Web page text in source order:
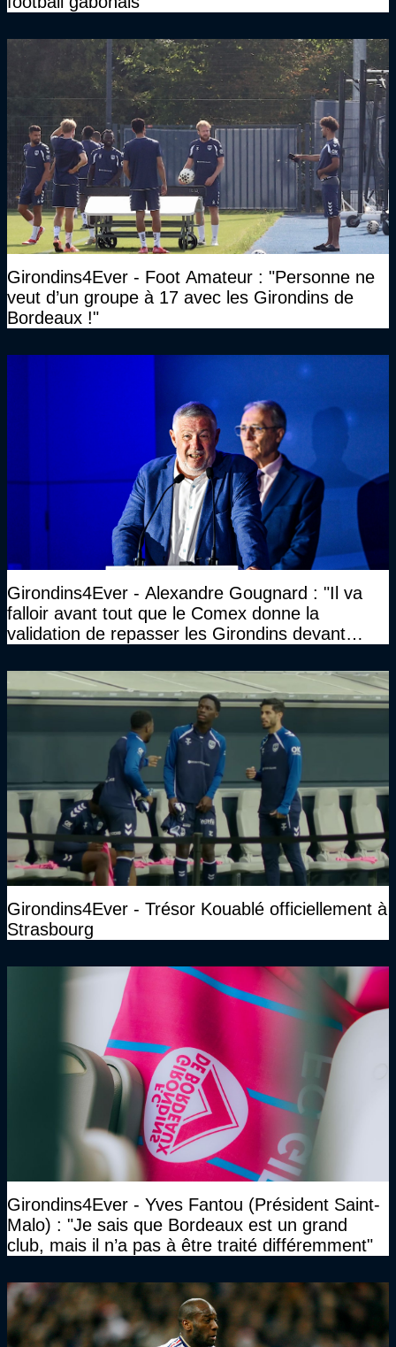
Girondins4Ever - Foot Amateur : "Personne ne
veut d’un groupe à 17 avec les Girondins de
Bordeaux !"
Girondins4Ever - Alexandre Gougnard : "Il va
falloir avant tout que le Comex donne la
validation de repasser les Girondins devant
Girondins4Ever - Trésor Kouablé officiellement à
Strasbourg
Girondins4Ever - Yves Fantou (Président Saint-
Malo) : "Je sais que Bordeaux est un grand
club, mais il n’a pas à être traité différemment"